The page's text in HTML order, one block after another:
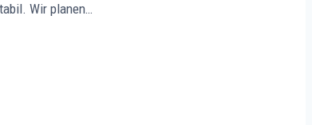
Wir planen…